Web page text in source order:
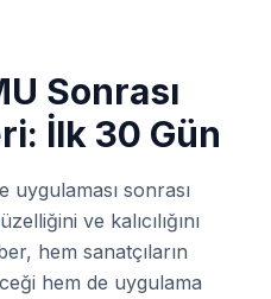
Sonrası
İlk 30 Gün
uygulaması sonrası
ve kalıcılığını
hem sanatçıların
hem de uygulama